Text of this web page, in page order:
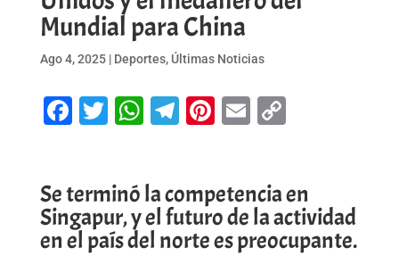
Mundial para China
Ago 4, 2025| Deportes, Últimas Noticias
Facebook
Twitter
WhatsApp
Telegram
Pinterest
EmailCopy
Se terminó la competencia en
Singapur, y el futuro de la actividad
en el país del norte es preocupante.